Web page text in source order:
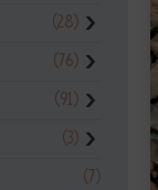
(28) ❯
(76) ❯
(91) ❯
(3) ❯
(7)